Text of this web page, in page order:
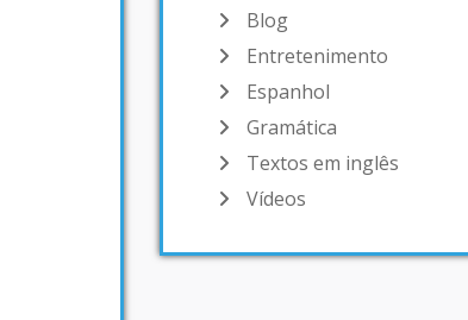
Blog
Entretenimento
Espanhol
Gramática
Textos em inglês
Vídeos